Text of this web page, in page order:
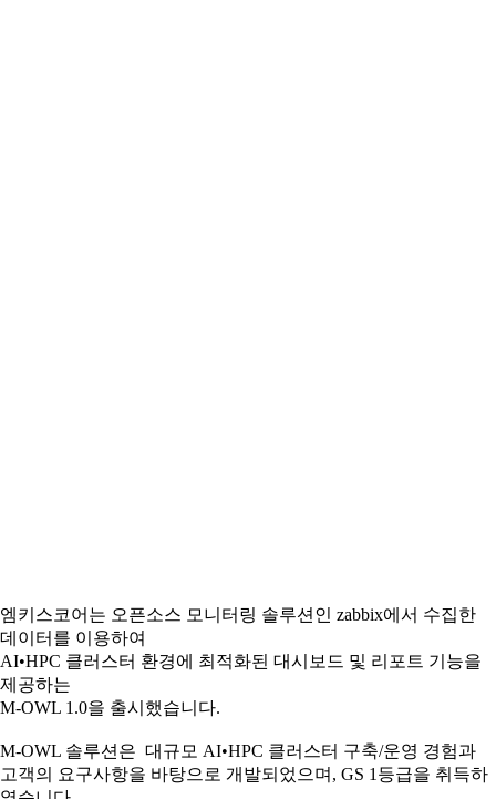
엠키스코어는 오픈소스 모니터링 솔루션인 zabbix에서 수집한
데이터를 이용하여
AI•HPC 클러스터 환경에 최적화된 대시보드 및 리포트 기능을
제공하는
M-OWL 1.0을 출시했습니다.
M-OWL 솔루션은 대규모 AI•HPC 클러스터 구축/운영 경험과
고객의 요구사항을 바탕으로 개발되었으며, GS 1등급을 취득하